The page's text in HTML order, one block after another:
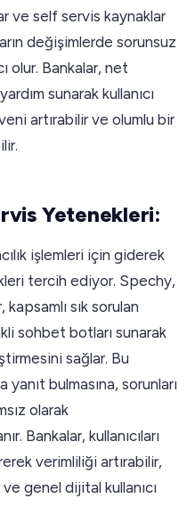
ve self servis kaynaklar
değişimlerde sorunsuz
olur. Bankalar, net
sunarak kullanıcı
artırabilir ve olumlu bir
Yetenekleri:
işlemleri için giderek
tercih ediyor. Spechy,
sık sorulan
sohbet botları sunarak
sağlar. Bu
yanıt bulmasına, sorunları
olarak
Bankalar, kullanıcıları
verimliliği artırabilir,
genel dijital kullanıcı